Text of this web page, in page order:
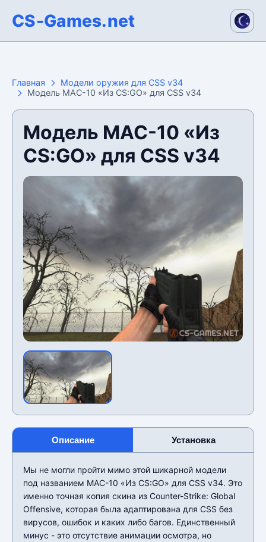
CS-Games.net
Главная
Модели оружия для CSS v34
Модель MAC-10 «Из CS:GO» для CSS v34
Модель MAC-10 «Из
CS:GO» для CSS v34
Описание Установка
Мы не могли пройти мимо этой шикарной модели
под названием MAC-10 «Из CS:GO» для CSS v34. Это
именно точная копия скина из Counter-Strike: Global
Offensive, которая была адаптирована для CSS без
вирусов, ошибок и каких либо багов. Единственный
минус - это отсутствие анимации осмотра, но